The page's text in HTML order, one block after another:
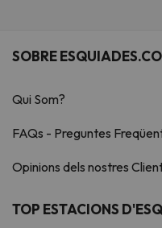
SOBRE
Qui Som?
FAQs - Preguntes
Opinions dels nostres
TOP ESTACIONS